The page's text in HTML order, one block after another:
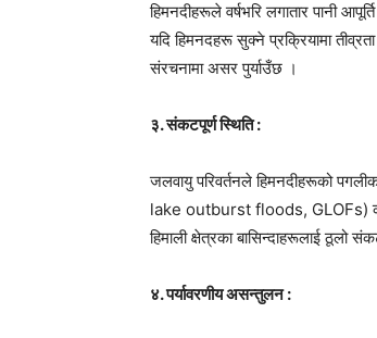
हिमनदीहरूले वर्षभरि लगातार पानी
यदि हिमनदहरू सुक्ने प्रक्रियामा
संरचनामा असर पुर्याउँछ ।
३. संकटपूर्ण स्थिति :
जलवायु परिवर्तनले हिमनदीहरूको
lake outburst floods, GLOFs) को
हिमाली क्षेत्रका बासिन्दाहरूलाई ठूलो
४. पर्यावरणीय असन्तुलन :